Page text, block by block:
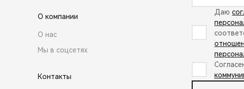
О компании
О нас
Мы в соцсетях
Контакты
Даю